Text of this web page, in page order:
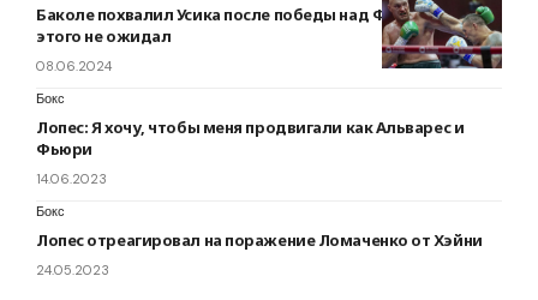
Баколе похвалил Усика после победы над Фьюри. Он
этого не ожидал
08.06.2024
Бокс
Лопес: Я хочу, чтобы меня продвигали как Альварес и
Фьюри
14.06.2023
Бокс
Лопес отреагировал на поражение Ломаченко от Хэйни
24.05.2023